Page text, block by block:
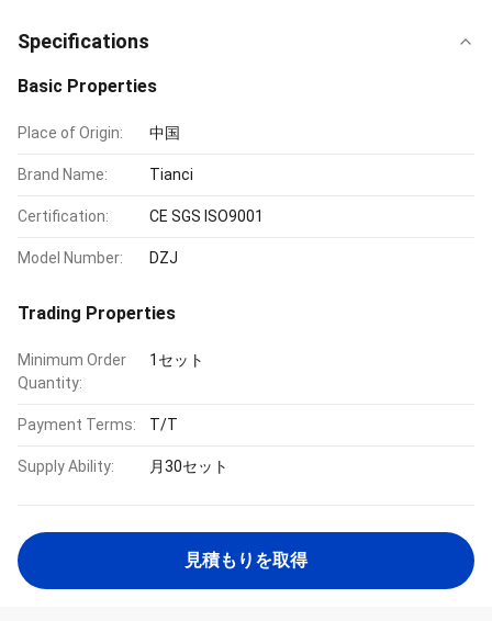
Specifications
Basic Properties
Place of Origin: 中国
Brand Name: Tianci
Certification: CE SGS ISO9001
Model Number: DZJ
Trading Properties
Minimum Order
Quantity:
1セット
Payment Terms: T/T
Supply Ability: 月30セット
見積もりを取得